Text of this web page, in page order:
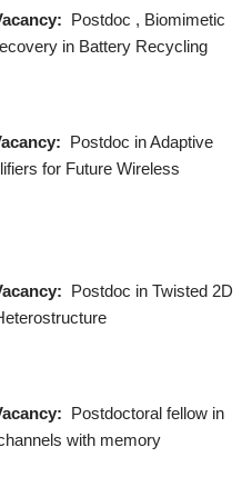
Postdoc , Biomimetic
in Battery Recycling
Postdoc in Adaptive
for Future Wireless
Postdoc in Twisted 2D
Postdoctoral fellow in
with memory